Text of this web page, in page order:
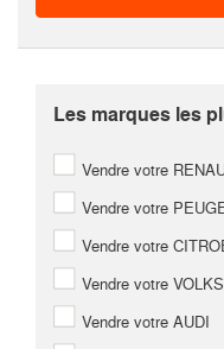
Les marques les
Vendre votre
Vendre votre
Vendre votre
Vendre votre
Vendre votre AUDI